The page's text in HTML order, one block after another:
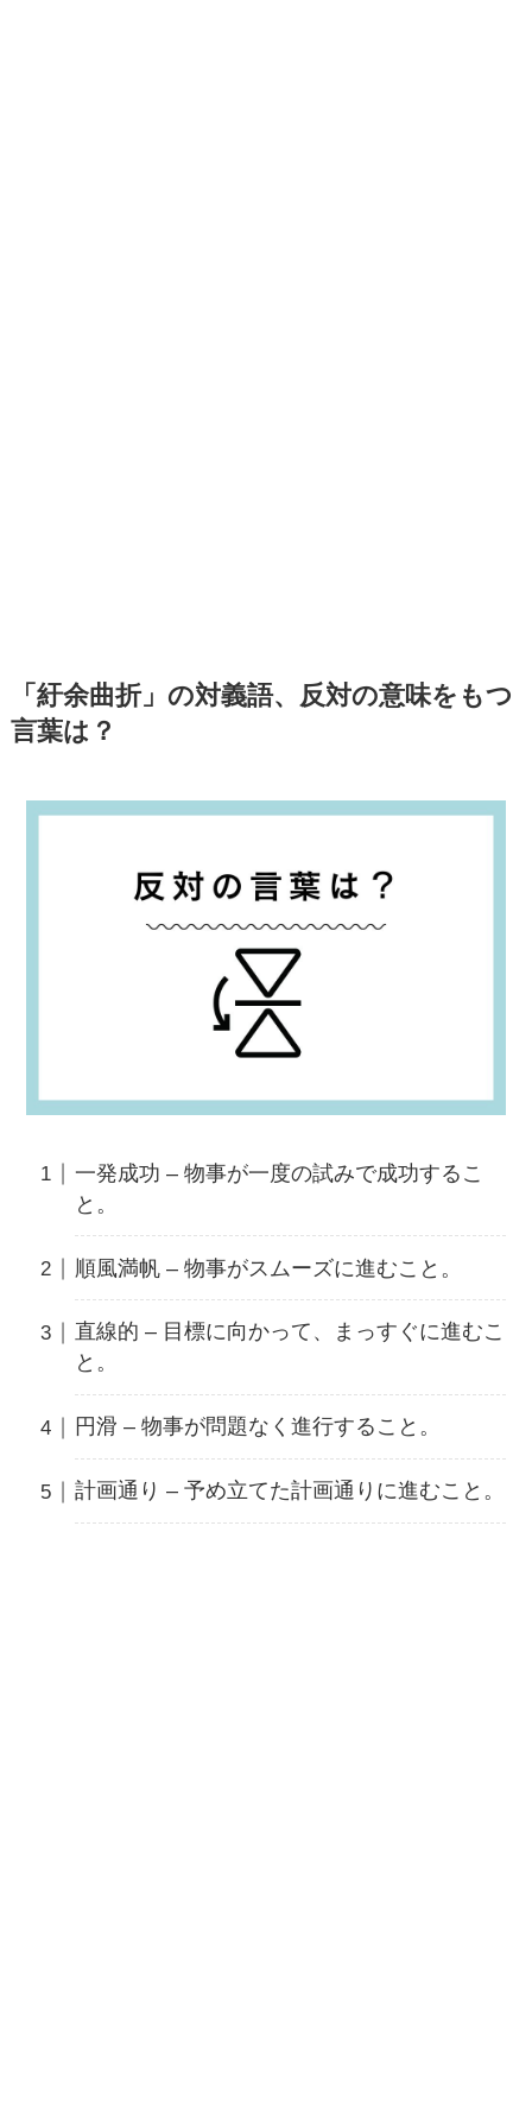
「紆余曲折」の対義語、反対の意味をもつ
言葉は？
一発成功 – 物事が一度の試みで成功するこ
と。
順風満帆 – 物事がスムーズに進むこと。
直線的 – 目標に向かって、まっすぐに進むこ
と。
円滑 – 物事が問題なく進行すること。
計画通り – 予め立てた計画通りに進むこと。